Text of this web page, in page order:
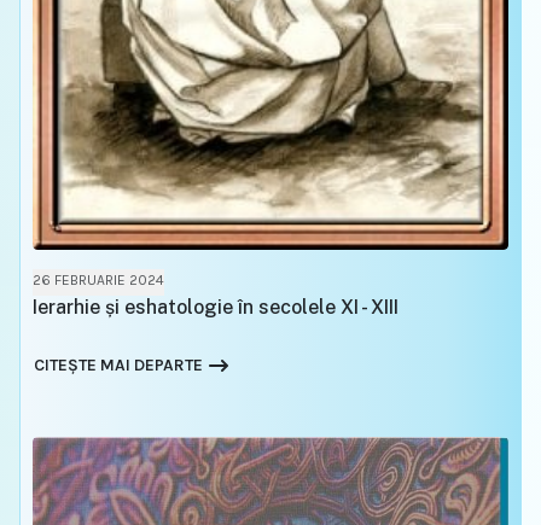
26 FEBRUARIE 2024
Ierarhie și eshatologie în secolele XI - XIII
CITEȘTE MAI DEPARTE